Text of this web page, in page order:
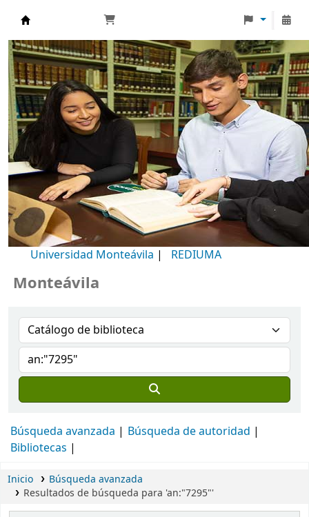
Biblioteca Universidad Monteávila
Universidad Monteávila | REDIUMA
Búsqueda avanzada
Búsqueda de autoridad
Bibliotecas
Inicio
Búsqueda avanzada
Resultados de búsqueda para 'an:"7295"'